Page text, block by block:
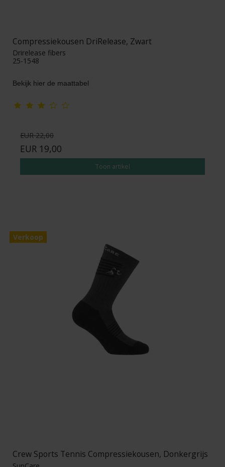
Compressiekousen DriRelease, Zwart
Drirelease fibers
25-1548
Bekijk hier de maattabel
EUR 22,00
EUR 19,00
Toon artikel
Verkoop
Crew Sports Tennis Compressiekousen, Donkergrijs